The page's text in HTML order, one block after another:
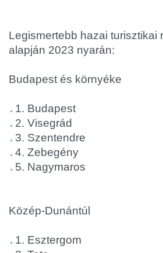
Legismertebb hazai turisztikai
alapján 2023 nyarán:
Budapest és környéke
1. Budapest
2. Visegrád
3. Szentendre
4. Zebegény
5. Nagymaros
Közép-Dunántúl
1. Esztergom